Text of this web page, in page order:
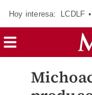
Hoy interesa: LCDLF